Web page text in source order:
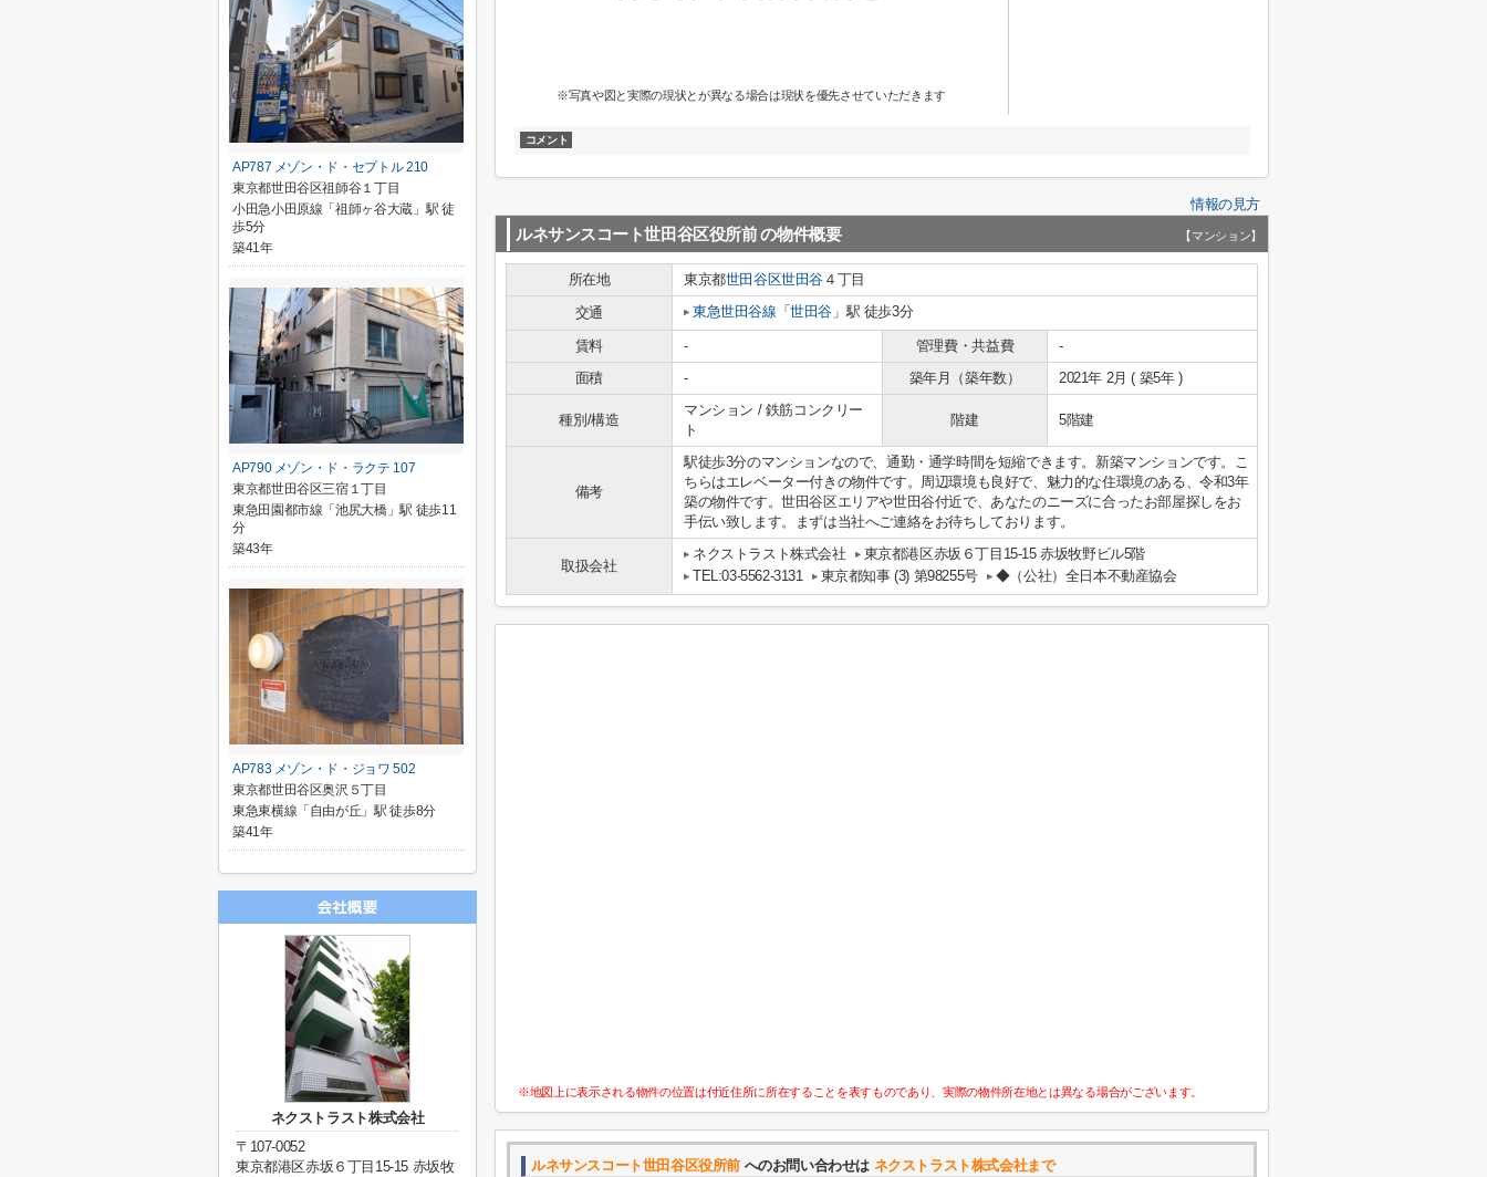
※写真や図と実際の現状とが異なる場合は現状を優先させていただきます
コメント
情報の見方
ルネサンスコート世田谷区役所前 の物件概要 【マンション】
所在地 東京都世田谷区世田谷 ４丁目
交通
東急世田谷線 「世田谷 」駅 徒歩3分
賃料 - 管理費・共益費
-
面積
- 築年月（築年数） 2021年 2月 ( 築5年 )
種別/構造
マンション / 鉄筋コンクリー
ト
階建 5階建
備考
駅徒歩3分のマンションなので、通勤・通学時間を短縮できます。新築マンションです。こ
ちらはエレベーター付きの物件です。周辺環境も良好で、魅力的な住環境のある、令和3年
築の物件です。世田谷区エリアや世田谷付近で、あなたのニーズに合ったお部屋探しをお
手伝い致します。まずは当社へご連絡をお待ちしております。
取扱会社
ネクストラスト株式会社
東京都港区赤坂６丁目15-15 赤坂牧野ビル5階
TEL:03-5562-3131
東京都知事 (3) 第98255号 ◆（公社）全日本不動産協会
※地図上に表示される物件の位置は付近住所に所在することを表すものであり、実際の物件所在地とは異なる場合がございます。
ルネサンスコート世田谷区役所前 へのお問い合わせは ネクストラスト株式会社まで
AP787 メゾン・ド・セプトル 210
東京都世田谷区祖師谷１丁目
小田急小田原線「祖師ヶ谷大蔵」駅 徒
歩5分
築41年
AP790 メゾン・ド・ラクテ 107
東京都世田谷区三宿１丁目
東急田園都市線「池尻大橋」駅 徒歩11
分
築43年
AP783 メゾン・ド・ジョワ 502
東京都世田谷区奥沢５丁目
東急東横線「自由が丘」駅 徒歩8分
築41年
ネクストラスト株式会社
〒107-0052
東京都港区赤坂６丁目15-15 赤坂牧